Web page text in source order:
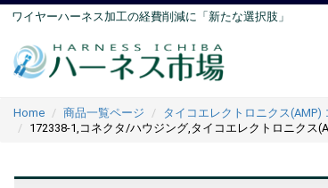
ワイヤーハーネス加工の経費削減に「新たな選択肢」
Home 商品一覧ページ
タイコエレクトロニクス(AMP)
172338-1,コネクタ/ハウジング,タイコエレクトロニクス